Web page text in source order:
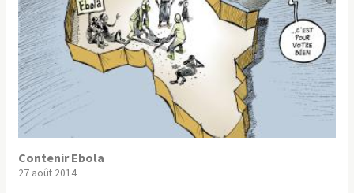
Contenir Ebola
27 août 2014